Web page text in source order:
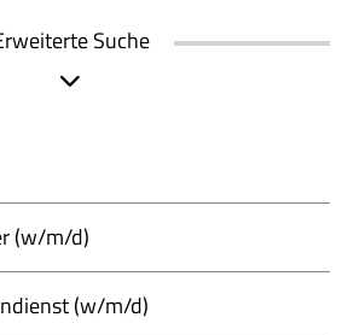
Suche
(w/m/d)
(w/m/d)